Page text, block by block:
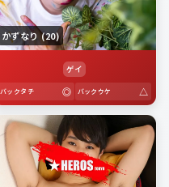
かずなり (20)
ゲイ
バックタチ ◎ バックウケ △